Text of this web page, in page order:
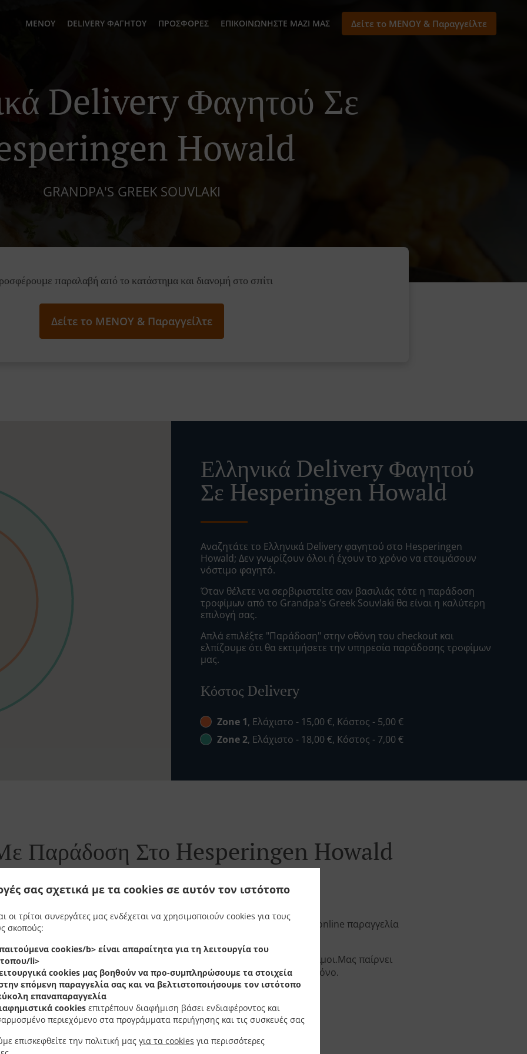
σας σχετικά με τα cookies σε αυτόν τον ιστότοπο
οι τρίτοι συνεργάτες μας ενδέχεται να χρησιμοποιούν cookies για τους
σκοπούς:
cookies/b> είναι απαραίτητα για τη λειτουργία του
li>
cookies μας βοηθούν να προ-συμπληρώσουμε τα στοιχεία
επόμενη παραγγελία σας και να βελτιστοποιήσουμε τον ιστότοπο
επαναπαραγγελία
cookies επιτρέπουν διαφήμιση βάσει ενδιαφέροντος και
περιεχόμενο στα προγράμματα περιήγησης και τις συσκευές σας
επισκεφθείτε την πολιτική μας για τα cookies για περισσότερες
ΜΕΝΟΎ DELIVERY ΦΑΓΗΤΟΎ ΠΡΟΣΦΟΡΈΣ ΕΠΙΚΟΙΝΩΝΉΣΤΕ ΜΑΖΊ ΜΑΣ Δείτε το ΜΕΝΟΥ & Παραγγείλτε
Delivery Φαγητού Σε
Howald
GRANDPA'S GREEK SOUVLAKI
παραλαβή από το κατάστημα και διανομή στο σπίτι
Δείτε το ΜΕΝΟΥ & Παραγγείλτε
Ελληνικά Delivery Φαγητού
Σε Hesperingen Howald
Αναζητάτε το Ελληνικά Delivery φαγητού στο Hesperingen
Howald; Δεν γνωρίζουν όλοι ή έχουν το χρόνο να ετοιμάσουν
νόστιμο φαγητό.
Όταν θέλετε να σερβιριστείτε σαν βασιλιάς τότε η παράδοση
τροφίμων από το Grandpa's Greek Souvlaki θα είναι η καλύτερη
επιλογή σας.
Απλά επιλέξτε "Παράδοση" στην οθόνη του checkout και
ελπίζουμε ότι θα εκτιμήσετε την υπηρεσία παράδοσης τροφίμων
μας.
Κόστος Delivery
Zone 1, Ελάχιστο - 15,00 €, Κόστος - 5,00 €
Zone 2, Ελάχιστο - 18,00 €, Κόστος - 7,00 €
Παράδοση Στο Hesperingen Howald
Howald και είμαστε στην ευχάριστη θέση να δεχθούμε την online παραγγελία
στο online menu και δώστε την παραγγελία σας όταν είστε έτοιμοι.Μας παίρνει
να επιβεβαιώσουμε την παραγγελία και να δώσουμε έναν ατομικό χρόνο.